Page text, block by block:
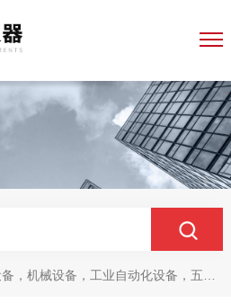
，工业自动化设备，五金产品，电线电缆，金属材料，电子